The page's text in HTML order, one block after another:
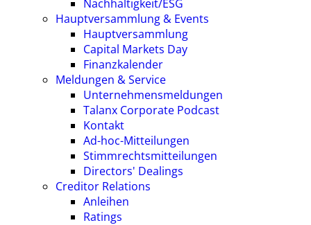
Nachhaltigkeit/ESG
Hauptversammlung & Events
Hauptversammlung
Capital Markets Day
Finanzkalender
Meldungen & Service
Unternehmensmeldungen
Talanx Corporate Podcast
Kontakt
Ad-hoc-Mitteilungen
Stimmrechtsmitteilungen
Directors' Dealings
Creditor Relations
Anleihen
Ratings